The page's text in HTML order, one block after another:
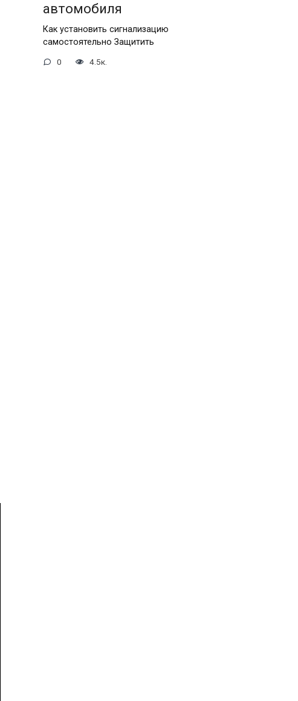
автомобиля
Как установить сигнализацию
самостоятельно Защитить
0 4.5к.